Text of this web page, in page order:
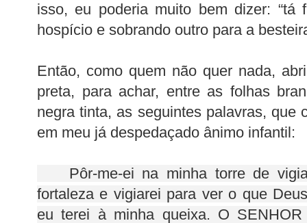
isso, eu poderia muito bem dizer: “tá
hospício e sobrando outro para a
Então, como quem não quer nada,
preta, para achar, entre as folhas
negra tinta, as seguintes palavras, que
em meu já despedaçado ânimo infantil:
Pôr-me-ei na minha torre de
fortaleza e vigiarei para ver o que
eu terei à minha queixa. O